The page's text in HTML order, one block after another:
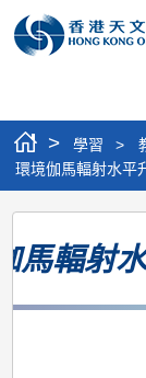
> 學習 >
環境伽馬輻射水平
環
境
馬輻射